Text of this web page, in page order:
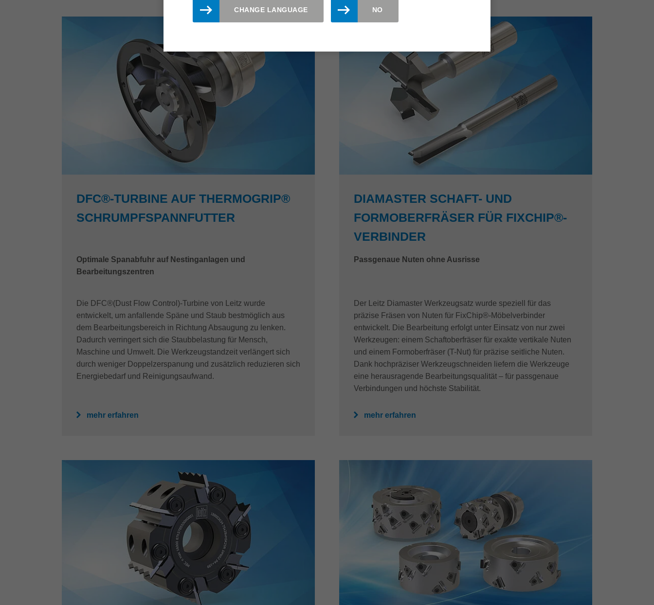
DFC®-TURBINE AUF THERMOGRIP®
SCHRUMPFSPANNFUTTER
Optimale Spanabfuhr auf Nestinganlagen und
Bearbeitungszentren
Die DFC®(Dust Flow Control)-Turbine von Leitz wurde
entwickelt, um anfallende Späne und Staub bestmöglich aus
dem Bearbeitungsbereich in Richtung Absaugung zu lenken.
Dadurch verringert sich die Staubbelastung für Mensch,
Maschine und Umwelt. Die Werkzeugstandzeit verlängert sich
durch weniger Doppelzerspanung und zusätzlich reduzieren sich
Energiebedarf und Reinigungsaufwand.
mehr erfahren
DIAMASTER SCHAFT- UND
FORMOBERFRÄSER FÜR FIXCHIP®-
VERBINDER
Passgenaue Nuten ohne Ausrisse
Der Leitz Diamaster Werkzeugsatz wurde speziell für das
präzise Fräsen von Nuten für FixChip®-Möbelverbinder
entwickelt. Die Bearbeitung erfolgt unter Einsatz von nur zwei
Werkzeugen: einem Schaftoberfräser für exakte vertikale Nuten
und einem Formoberfräser (T-Nut) für präzise seitliche Nuten.
Dank hochpräziser Werkzeugschneiden liefern die Werkzeuge
eine herausragende Bearbeitungsqualität – für passgenaue
Verbindungen und höchste Stabilität.
mehr erfahren
CHANGE LANGUAGE NO